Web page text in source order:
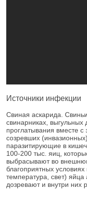
Источники инфекции
Свиная аскарида.
свинарниках, выгульных
проглатывания вместе
созревших
паразитирующие в
100-200 тыс. яиц,
выбрасывают во
благоприятных
температура, свет)
дозревают и внутри них